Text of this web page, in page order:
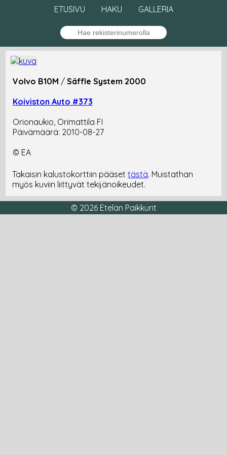
ETUSIVU HAKU GALLERIA
Volvo B10M /Säffle System 2000
Koiviston Auto #373
Orionaukio, Orimattila FI
Päivämäärä: 2010-08-27
© EA
Takaisin kalustokorttiin pääsettästä. Muistathan
myös kuviin liittyvät tekijänoikeudet.
© 2026 Etelän Paikkurit